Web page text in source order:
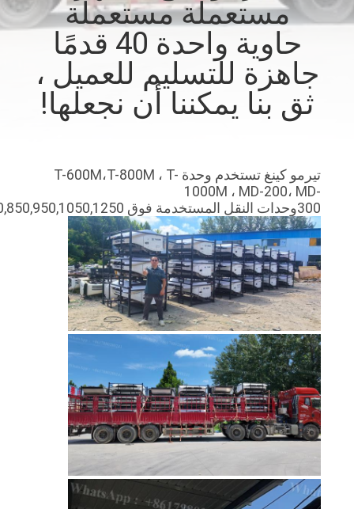
الجودة
القضايا
خريطة
الموقع
سياسة
الخصوصية
مستعملة مستعملة
حاوية واحدة 40 قدمًا
جاهزة للتسليم للعميل ،
ثق بنا يمكننا أن نجعلها!
تيرمو كينغ تستخدم وحدة T-600M،T-800M ، T-
1000M ، MD-200، MD-
300وحدات النقل المستخدمة فوق 750,850,950,1050,1250.